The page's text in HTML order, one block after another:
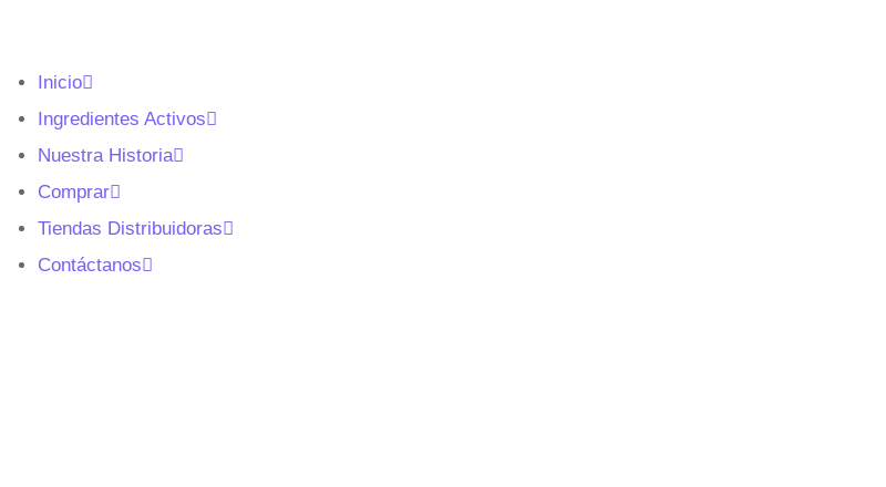
Inicio
Ingredientes Activos
Nuestra Historia
Comprar
Tiendas Distribuidoras
Contáctanos